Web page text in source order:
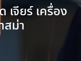
จียร์ เครื่อง
สม่า